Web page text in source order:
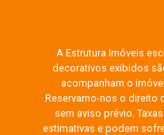
A Estrutura Imóveis
decorativos exibidos
acompanham o
Reservamo-nos o direito
sem aviso prévio.
estimativas e podem